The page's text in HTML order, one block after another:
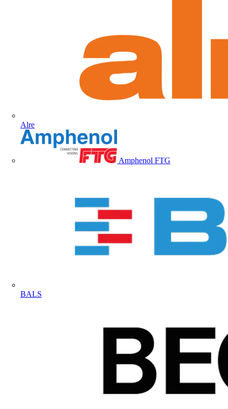
Alre
Amphenol FTG
BALS